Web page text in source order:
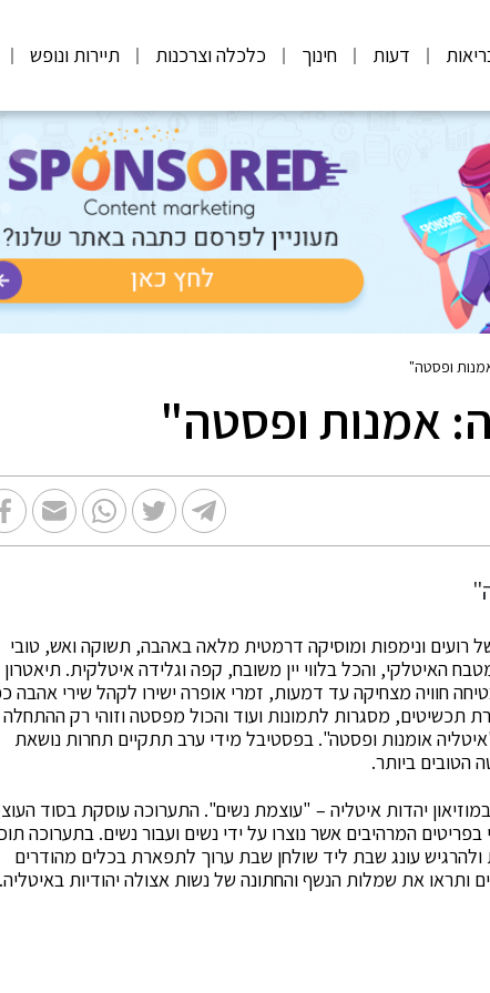
דעות חינוך כלכלה וצרכנות תיירות ונופש
ופסטה"
אמנות ופסטה"
רועים ונימפות ומוסיקה דרמטית מלאה באהבה, תשוקה ואש, טובי
האיטלקי, והכל בלווי יין משובח, קפה וגלידה איטלקית. תיאטרון
חוויה מצחיקה עד דמעות, זמרי אופרה ישירו לקהל שירי אהבה
תכשיטים, מסגרות לתמונות ועוד והכול מפסטה וזוהי רק
אומנות ופסטה". בפסטיבל מידי ערב תתקיים תחרות נושאת
ביותר.
יהדות איטליה – "עוצמת נשים". התערוכה עוסקת בסוד
המרהיבים אשר נוצרו על ידי נשים ועבור נשים. בתערוכה
עונג שבת ליד שולחן שבת ערוך לתפארת בכלים מהודרים
ותראו את שמלות הנשף והחתונה של נשות אצולה יהודיות באיטליה.